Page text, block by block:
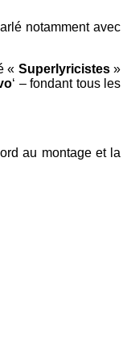
notamment avec
« Superlyricistes»
‘ – fondant tous les
au montage et la